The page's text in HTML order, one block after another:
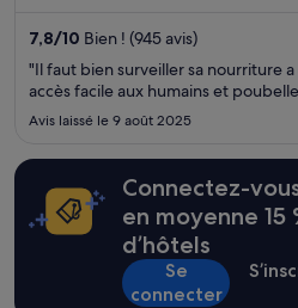
Carmen et Rue commerçante
proximité.
7,8/10 Bien ! (945 avis)
"Il faut bien surveiller sa nourriture
accès facile aux humains et
Avis laissé le 9 août 2025
Connectez-
en moyenne 15
d’hôtels
Se
connecter